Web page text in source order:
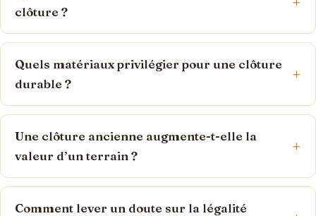
clôture ?
Quels matériaux privilégier pour une clôture
durable ?
Une clôture ancienne augmente-t-elle la
valeur d’un terrain ?
Comment lever un doute sur la légalité